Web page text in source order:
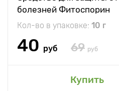
болезней Фитоспорин
Кол-во в упаковке: 10 г
40 руб 69 руб
Купить